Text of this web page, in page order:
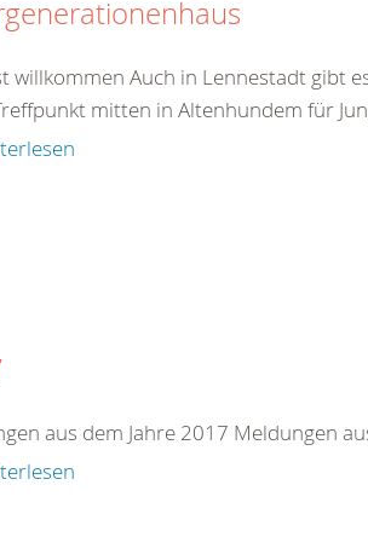
willkommen Auch in Lennestadt gibt
mitten in Altenhundem für
aus dem Jahre 2017 Meldungen